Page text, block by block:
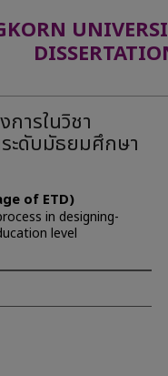
ารในวิชา
ะดับมัธยมศึกษา
of ETD)
in designing-
level